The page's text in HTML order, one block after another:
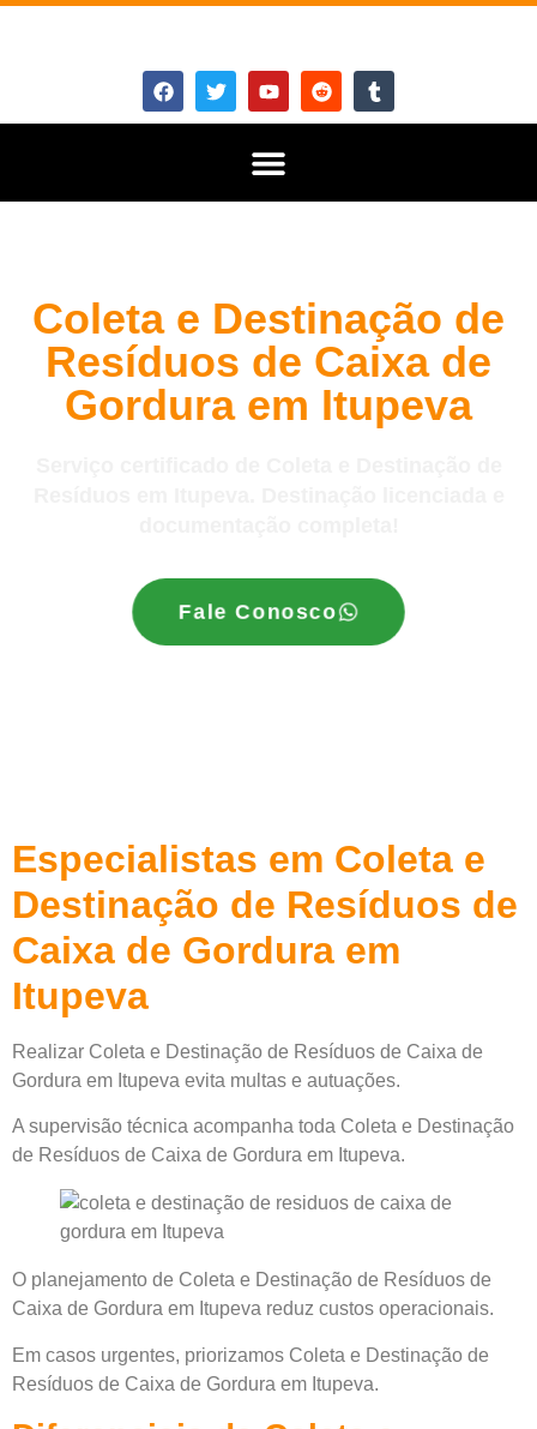
Coleta e Destinação de
Resíduos de Caixa de
Gordura em Itupeva
Fale Conosco
Especialistas em Coleta e
Destinação de Resíduos de
Caixa de Gordura em
Itupeva
Realizar Coleta e Destinação de Resíduos de Caixa de
Gordura em Itupeva evita multas e autuações.
A supervisão técnica acompanha toda Coleta e Destinação
de Resíduos de Caixa de Gordura em Itupeva.
O planejamento de Coleta e Destinação de Resíduos de
Caixa de Gordura em Itupeva reduz custos operacionais.
Em casos urgentes, priorizamos Coleta e Destinação de
Resíduos de Caixa de Gordura em Itupeva.